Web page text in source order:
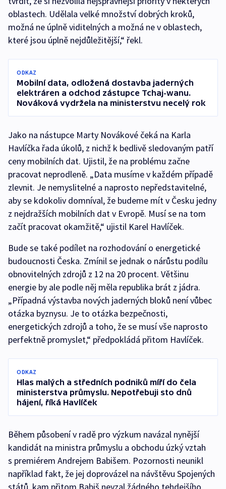
oblastech. Udělala velké množství dobrých kroků,
možná ne úplně viditelných a možná ne v oblastech,
které jsou úplně nejdůležitější,“ řekl.
ODKAZ
Mobilní data, odložená dostavba jaderných
elektráren a odchod zástupce Tchaj-wanu.
Nováková vydržela na ministerstvu necelý rok
Jako na nástupce Marty Novákové čeká na Karla
Havlíčka řada úkolů, z nichž k bedlivě sledovaným patří
ceny mobilních dat. Ujistil, že na problému začne
pracovat neprodleně. „Data musíme v každém případě
zlevnit. Je nemyslitelné a naprosto nepředstavitelné,
aby se kdokoliv domníval, že budeme mít v Česku jedny
z nejdražších mobilních dat v Evropě. Musí se na tom
začít pracovat okamžitě,“ ujistil Karel Havlíček.
Bude se také podílet na rozhodování o energetické
budoucnosti Česka. Zmínil se jednak o nárůstu podílu
obnovitelných zdrojů z 12 na 20 procent. Většinu
energie by ale podle něj měla republika brát z jádra.
„Případná výstavba nových jaderných bloků není vůbec
otázka byznysu. Je to otázka bezpečnosti,
energetických zdrojů a toho, že se musí vše naprosto
perfektně promyslet,“ předpokládá přitom Havlíček.
ODKAZ
Hlas malých a středních podniků míří do čela
ministerstva průmyslu. Nepotřebuji sto dnů
hájení, říká Havlíček
Během působení v radě pro výzkum navázal nynější
kandidát na ministra průmyslu a obchodu úzký vztah
s premiérem Andrejem Babišem. Pozornosti neunikl
například fakt, že jej doprovázel na návštěvu Spojených